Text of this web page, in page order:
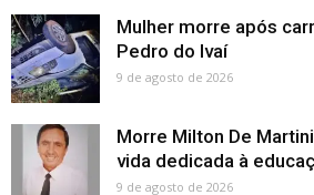
Mulher morre após
Pedro do Ivaí
9 de agosto de 2026
Morre Milton De
vida dedicada à
9 de agosto de 2026